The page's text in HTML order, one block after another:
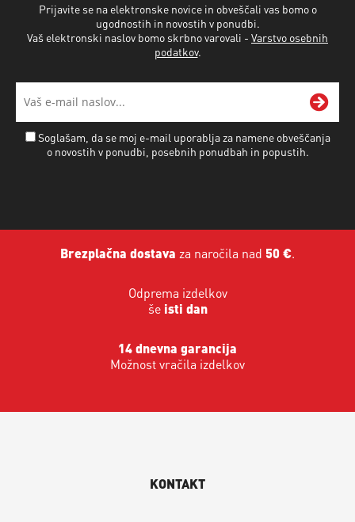
Prijavite se na elektronske novice in obveščali vas bomo o
ugodnostih in novostih v ponudbi.
Vaš elektronski naslov bomo skrbno varovali - Varstvo osebnih
podatkov.
Soglašam, da se moj e-mail uporablja za namene obveščanja
o novostih v ponudbi, posebnih ponudbah in popustih.
Brezplačna dostava za naročila nad 50 €.
Odprema izdelkov
še isti dan
14 dnevna garancija
Možnost vračila izdelkov
KONTAKT